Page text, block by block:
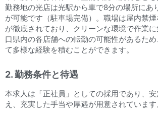
勤務地の光店は光駅から車で8分の場所にあ
が可能です（駐車場完備）。職場は屋内禁
が徹底されており、クリーンな環境で作業
口県内の各店舗への転勤の可能性があるた
て多様な経験を積むことができます。
2. 勤務条件と待遇
本求人は「正社員」としての採用であり、
え、充実した手当や厚遇が用意されています